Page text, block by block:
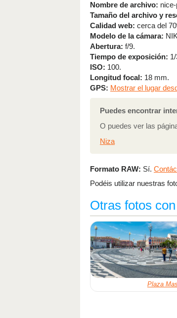
Nombre de archivo:
Tamaño del archivo y
Calidad web: cerca del
Modelo de la cámara:
Abertura: f/9.
Tiempo de exposición:
ISO: 100.
Longitud focal: 18 mm.
GPS: Mostrar el lugar
Puedes encontrar
O puedes ver las
Niza
Formato RAW: Sí.
Podéis utilizar nuestras
Otras fotos
Plaza